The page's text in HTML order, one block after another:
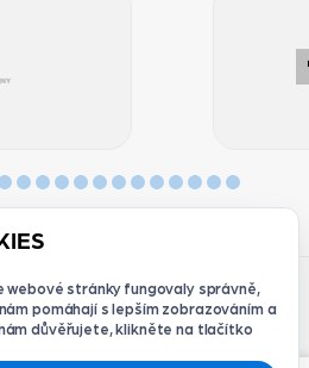
s.r.o. | Držitelé
webové stránky fungovaly správně,
pomáhají s lepším zobrazováním a
důvěřujete, klikněte na tlačítko